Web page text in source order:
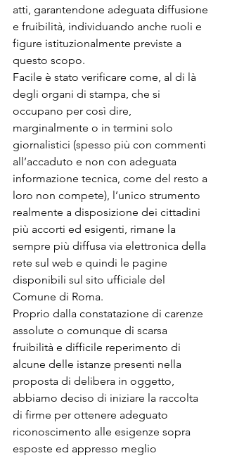
atti, garantendone adeguata diffusione
e fruibilità, individuando anche ruoli e
figure istituzionalmente previste a
questo scopo.
Facile è stato verificare come, al di là
degli organi di stampa, che si
occupano per così dire,
marginalmente o in termini solo
giornalistici (spesso più con commenti
all’accaduto e non con adeguata
informazione tecnica, come del resto a
loro non compete), l’unico strumento
realmente a disposizione dei cittadini
più accorti ed esigenti, rimane la
sempre più diffusa via elettronica della
rete sul web e quindi le pagine
disponibili sul sito ufficiale del
Comune di Roma.
Proprio dalla constatazione di carenze
assolute o comunque di scarsa
fruibilità e difficile reperimento di
alcune delle istanze presenti nella
proposta di delibera in oggetto,
abbiamo deciso di iniziare la raccolta
di firme per ottenere adeguato
riconoscimento alle esigenze sopra
esposte ed appresso meglio